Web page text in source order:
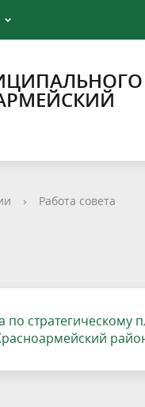
› Работа совета
по